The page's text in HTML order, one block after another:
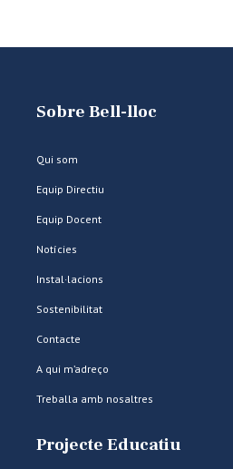
Sobre Bell-lloc
Qui som
Equip Directiu
Equip Docent
Notícies
Instal·lacions
Sostenibilitat
Contacte
A qui m’adreço
Treballa amb nosaltres
Projecte Educatiu